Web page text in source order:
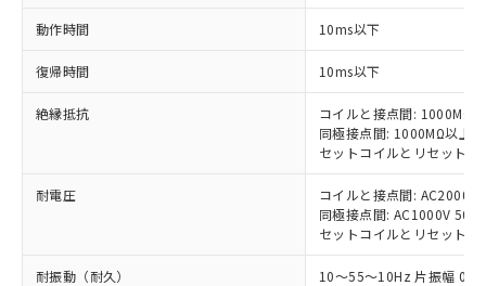
動作時間 10ms以下
復帰時間 10ms以下
絶縁抵抗
コイルと接点間: 1000MΩ
同極接点間: 1000MΩ以上
セットコイルとリセット
耐電圧
コイルと接点間:
同極接点間: AC1000V 50/
セットコイルとリセット
耐振動（耐久） 10～55～10Hz 片振幅
本サービスは、当社制御機器事業取扱
商品の当社在庫状況および標準価格
(税抜)を提供させていただくもので
当社制御機器事業取扱商品の中には、
本サービスの対象外となる商品もある
在庫状況および標準価格照会結果は、
記載している更新日時点での社内デー
タに基づき作成されるものであり、閲
覧された時点での実際の在庫および標
調査・確認中：EU RoHS指令（10物質）の
非含有の対応状況を調査中または確認中の
商品です。
非該当品：ライセンス料など無形物で、有
害物質有無と関係のない商品です。
仕入先様の事情により、非含有部品として
いたものが、含有品と判明した場合などや
むを得ず変更することがあります。
鉛(Pb) 1000ppm以下、 水銀(Hg) 1000ppm以下、 カド
ミウム(Cd) 100ppm以下、
「○」：最大均質材料含有率が中国RoHSの
基準値以下であることを示します。
「×」：最大均質材料含有率が中国RoHSの
「－」：未確認です。当社販売部門へお問
*中国RoHS10物質の基準値 (GB/T26572)：
Pb(鉛) :1000ppm、 Hg(水銀) : 1000ppm、 Cd(カドミウ
当社は、これら貴社製品のうち、外国
為替および外国貿易法に定める商品
（以下｢規制貨物等」という）を輸出
または国外への提供する場合は、日本
号